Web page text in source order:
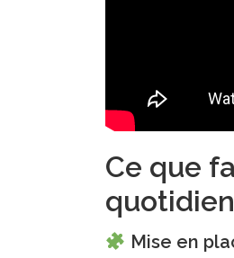
Ce que
quotidien
Mise en